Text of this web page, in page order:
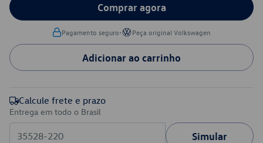
Comprar agora
Pagamento seguro• Peça original Volkswagen
Adicionar ao carrinho
Calcule frete e prazo
Entrega em todo o Brasil
Simular